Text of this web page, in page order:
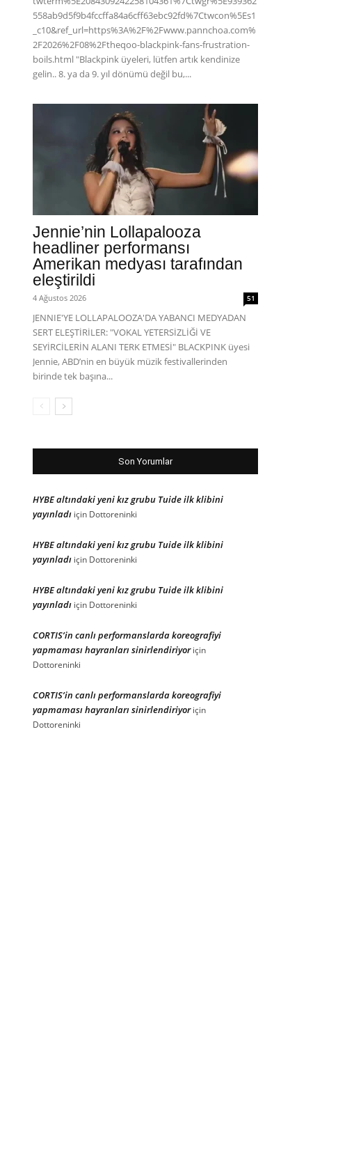
558ab9d5f9b4fccffa84a6cff63ebc92fd%7Ctwcon%5Es1
_c10&ref_url=https%3A%2F%2Fwww.pannchoa.com%
2F2026%2F08%2Ftheqoo-blackpink-fans-frustration-
boils.html "Blackpink üyeleri, lütfen artık kendinize
gelin.. 8. ya da 9. yıl dönümü değil bu,...
Jennie’nin Lollapalooza
headliner performansı
Amerikan medyası tarafından
eleştirildi
4 Ağustos 2026 51
JENNIE'YE LOLLAPALOOZA'DA YABANCI MEDYADAN
SERT ELEŞTİRİLER: "VOKAL YETERSİZLİĞİ VE
SEYİRCİLERİN ALANI TERK ETMESİ" BLACKPINK üyesi
Jennie, ABD’nin en büyük müzik festivallerinden
birinde tek başına...
Son Yorumlar
HYBE altındaki yeni kız grubu Tuide ilk klibini
yayınladı için Dottoreninki
HYBE altındaki yeni kız grubu Tuide ilk klibini
yayınladı için Dottoreninki
HYBE altındaki yeni kız grubu Tuide ilk klibini
yayınladı için Dottoreninki
CORTIS’in canlı performanslarda koreografiyi
yapmaması hayranları sinirlendiriyoriçin
Dottoreninki
CORTIS’in canlı performanslarda koreografiyi
yapmaması hayranları sinirlendiriyoriçin
Dottoreninki